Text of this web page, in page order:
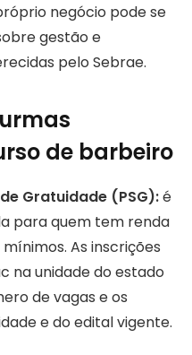
negócio pode se
gestão e
pelo Sebrae.
de barbeiro
Gratuidade (PSG):é
para quem tem renda
As inscrições
na unidade do estado
de vagas e os
e do edital vigente.